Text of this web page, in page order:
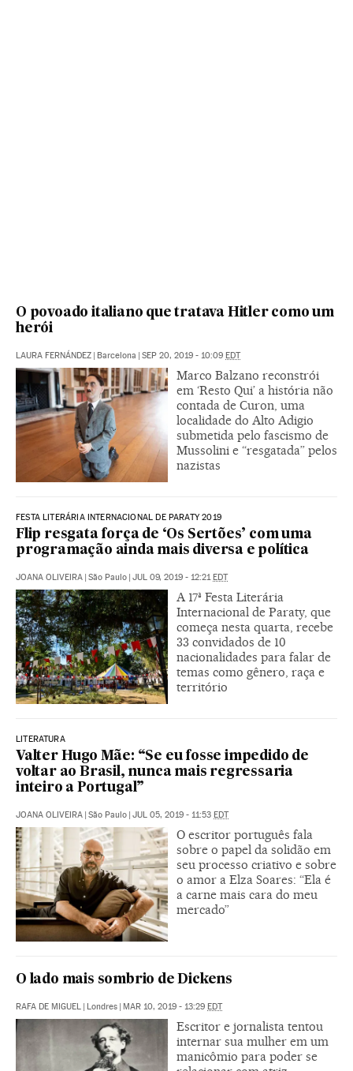
O povoado italiano que tratava Hitler como um
herói
LAURA FERNÁNDEZ Barcelona SEP 20, 2019 - 10:09 EDT
Marco Balzano reconstrói
em ‘Resto Qui’ a história não
contada de Curon, uma
localidade do Alto Adigio
submetida pelo fascismo de
Mussolini e “resgatada” pelos
nazistas
FESTA LITERÁRIA INTERNACIONAL DE PARATY 2019
Flip resgata força de ‘Os Sertões’ com uma
programação ainda mais diversa e política
JOANA OLIVEIRA São Paulo JUL 09, 2019 - 12:21 EDT
A 17ª Festa Literária
Internacional de Paraty, que
começa nesta quarta, recebe
33 convidados de 10
nacionalidades para falar de
temas como gênero, raça e
território
LITERATURA
Valter Hugo Mãe: “Se eu fosse impedido de
voltar ao Brasil, nunca mais regressaria
inteiro a Portugal”
JOANA OLIVEIRA | São Paulo | JUL 05, 2019 - 11:53 EDT
O escritor português fala
sobre o papel da solidão em
seu processo criativo e sobre
o amor a Elza Soares: “Ela é
a carne mais cara do meu
mercado”
O lado mais sombrio de Dickens
RAFA DE MIGUEL | Londres | MAR 10, 2019 - 13:29 EDT
Escritor e jornalista tentou
internar sua mulher em um
manicômio para poder se